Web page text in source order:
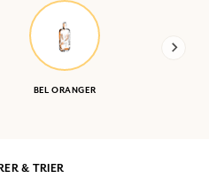
BEL ORANGER
& TRIER